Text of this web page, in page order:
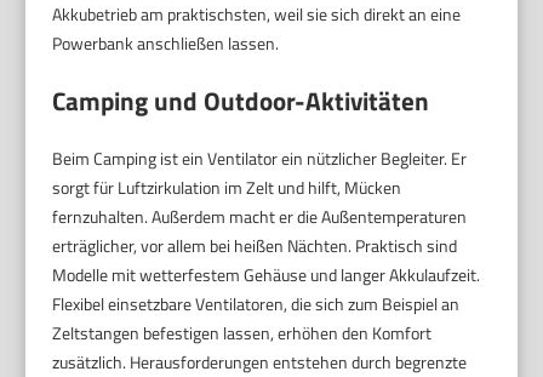
Akkubetrieb am praktischsten, weil sie sich direkt an eine
Powerbank anschließen lassen.
Camping und Outdoor-Aktivitäten
Beim Camping ist ein Ventilator ein nützlicher Begleiter. Er
sorgt für Luftzirkulation im Zelt und hilft, Mücken
fernzuhalten. Außerdem macht er die Außentemperaturen
erträglicher, vor allem bei heißen Nächten. Praktisch sind
Modelle mit wetterfestem Gehäuse und langer Akkulaufzeit.
Flexibel einsetzbare Ventilatoren, die sich zum Beispiel an
Zeltstangen befestigen lassen, erhöhen den Komfort
zusätzlich. Herausforderungen entstehen durch begrenzte